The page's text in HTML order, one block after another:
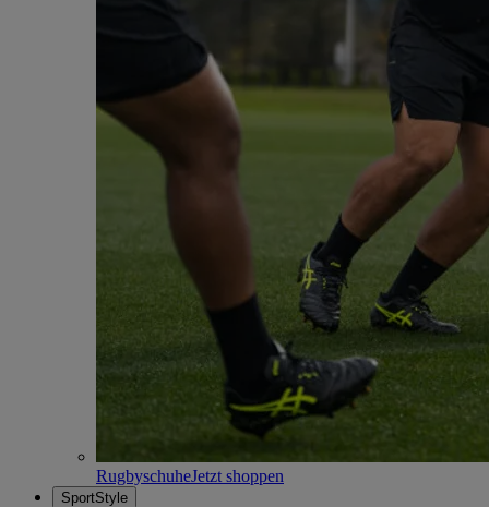
RugbyschuheJetzt shoppen
SportStyle